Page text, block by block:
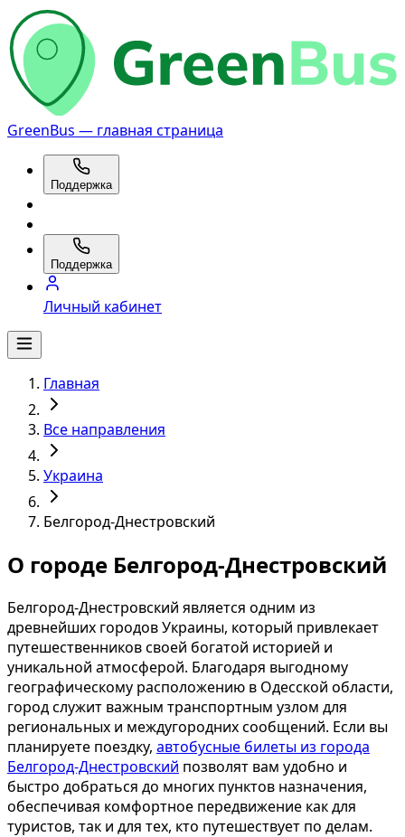
GreenBus — главная страница
Поддержка
Поддержка
Личный кабинет
Главная
Все направления
Украина
Белгород-Днестровский
О городе Белгород-Днестровский
Белгород-Днестровский является одним из
древнейших городов Украины, который привлекает
путешественников своей богатой историей и
уникальной атмосферой. Благодаря выгодному
географическому расположению в Одесской области,
город служит важным транспортным узлом для
региональных и междугородних сообщений. Если вы
планируете поездку, автобусные билеты из города
Белгород-Днестровский позволят вам удобно и
быстро добраться до многих пунктов назначения,
обеспечивая комфортное передвижение как для
туристов, так и для тех, кто путешествует по делам.